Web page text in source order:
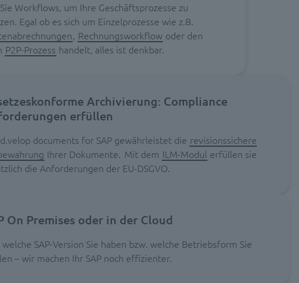
Workflows, um Ihre Geschäftsprozesse zu
Egal ob es sich um Einzelprozesse wie z.B.
, Rechnungsworkflow oder den
P2P-Prozess handelt, alles ist denkbar.
Archivierung: Compliance
erfüllen
documents for SAP gewährleistet die revisionssichere
Ihrer Dokumente. Mit dem ILM-Modul erfüllen sie
die Anforderungen der EU-DSGVO.
On Premises oder in der Cloud
welche SAP-Version Sie haben bzw. welche Betriebsform Sie
– wir machen Ihr SAP noch effizienter.